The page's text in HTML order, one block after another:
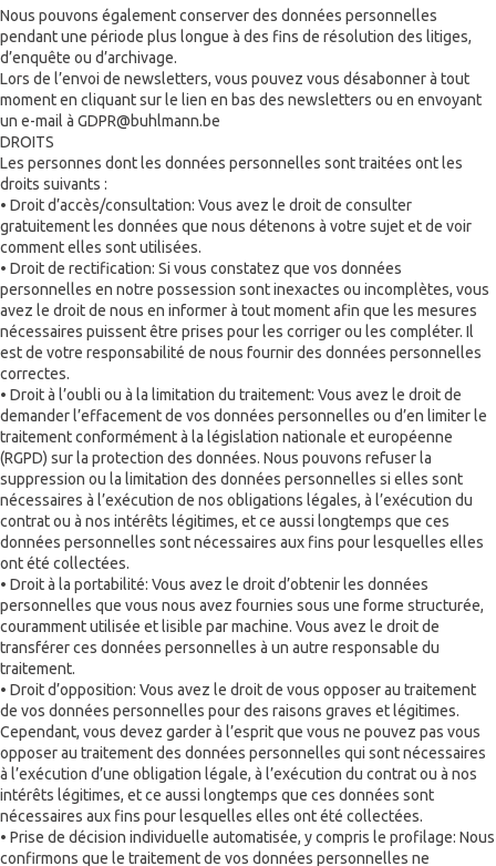
Nous pouvons également conserver des données personnelles
pendant une période plus longue à des fins de résolution des litiges,
d’enquête ou d’archivage.
Lors de l’envoi de newsletters, vous pouvez vous désabonner à tout
moment en cliquant sur le lien en bas des newsletters ou en envoyant
un e-mail à GDPR@buhlmann.be
DROITS
Les personnes dont les données personnelles sont traitées ont les
droits suivants :
• Droit d’accès/consultation: Vous avez le droit de consulter
gratuitement les données que nous détenons à votre sujet et de voir
comment elles sont utilisées.
• Droit de rectification: Si vous constatez que vos données
personnelles en notre possession sont inexactes ou incomplètes, vous
avez le droit de nous en informer à tout moment afin que les mesures
nécessaires puissent être prises pour les corriger ou les compléter. Il
est de votre responsabilité de nous fournir des données personnelles
correctes.
• Droit à l’oubli ou à la limitation du traitement: Vous avez le droit de
demander l’effacement de vos données personnelles ou d’en limiter le
traitement conformément à la législation nationale et européenne
(RGPD) sur la protection des données. Nous pouvons refuser la
suppression ou la limitation des données personnelles si elles sont
nécessaires à l’exécution de nos obligations légales, à l’exécution du
contrat ou à nos intérêts légitimes, et ce aussi longtemps que ces
données personnelles sont nécessaires aux fins pour lesquelles elles
ont été collectées.
• Droit à la portabilité: Vous avez le droit d’obtenir les données
personnelles que vous nous avez fournies sous une forme structurée,
couramment utilisée et lisible par machine. Vous avez le droit de
transférer ces données personnelles à un autre responsable du
traitement.
• Droit d’opposition: Vous avez le droit de vous opposer au traitement
de vos données personnelles pour des raisons graves et légitimes.
Cependant, vous devez garder à l’esprit que vous ne pouvez pas vous
opposer au traitement des données personnelles qui sont nécessaires
à l’exécution d’une obligation légale, à l’exécution du contrat ou à nos
intérêts légitimes, et ce aussi longtemps que ces données sont
nécessaires aux fins pour lesquelles elles ont été collectées.
• Prise de décision individuelle automatisée, y compris le profilage: Nous
confirmons que le traitement de vos données personnelles ne